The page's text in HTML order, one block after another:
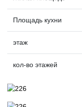
Площадь кухни
этаж
кол-во этажей